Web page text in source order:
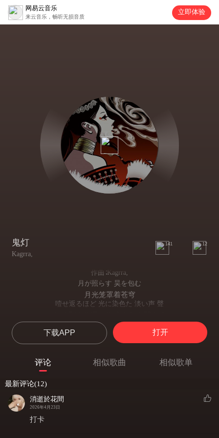
网易云音乐
来云音乐，畅听无损音质
立即体验
鬼灯
Kagrra,
141 12
作曲∶Kagrra,
月が照らす 昊を包む
月光笼罩着苍穹
噎せ返るほど 光に染色た 淡い声 聲
その音に惹かれ 導かれるまま僕は
被那声音吸引 我循着指引
君を捜す
暗闇の中今 僕は風に解けた
下载APP 打开
评论 相似歌曲 相似歌单
最新评论(12)
消逝於花間
2026年4月23日
打卡